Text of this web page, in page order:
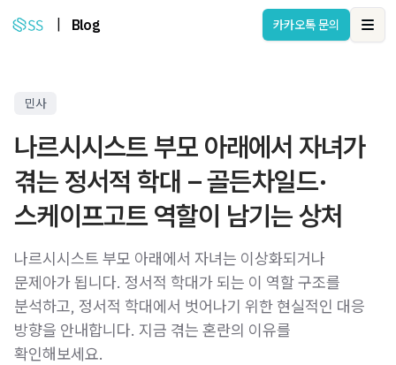
Blog 카카오톡 문의
민사
나르시시스트 부모 아래에서 자녀가
겪는 정서적 학대 – 골든차일드·
스케이프고트 역할이 남기는 상처
나르시시스트 부모 아래에서 자녀는 이상화되거나
문제아가 됩니다. 정서적 학대가 되는 이 역할 구조를
분석하고, 정서적 학대에서 벗어나기 위한 현실적인 대응
방향을 안내합니다. 지금 겪는 혼란의 이유를
확인해보세요.